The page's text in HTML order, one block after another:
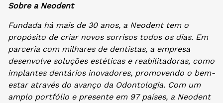
Sobre a Neodent
Fundada há mais de 30 anos, a Neodent tem o
propósito de criar novos sorrisos todos os dias. Em
parceria com milhares de dentistas, a empresa
desenvolve soluções estéticas e reabilitadoras, como
implantes dentários inovadores, promovendo o bem-
estar através do avanço da Odontologia. Com um
amplo portfólio e presente em 97 países, a Neodent